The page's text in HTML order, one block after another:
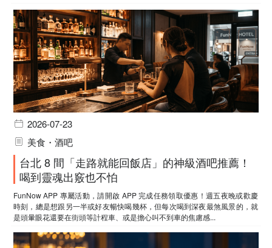
2026-07-23
美食・酒吧
台北 8 間「走路就能回飯店」的神級酒吧推薦！
喝到靈魂出竅也不怕
FunNow APP 專屬活動，請開啟 APP 完成任務領取優惠！週五夜晚或歡慶
時刻，總是想跟另一半或好友暢快喝幾杯，但每次喝到深夜最煞風景的，就
是頭暈眼花還要在街頭等計程車、或是擔心叫不到車的焦慮感...